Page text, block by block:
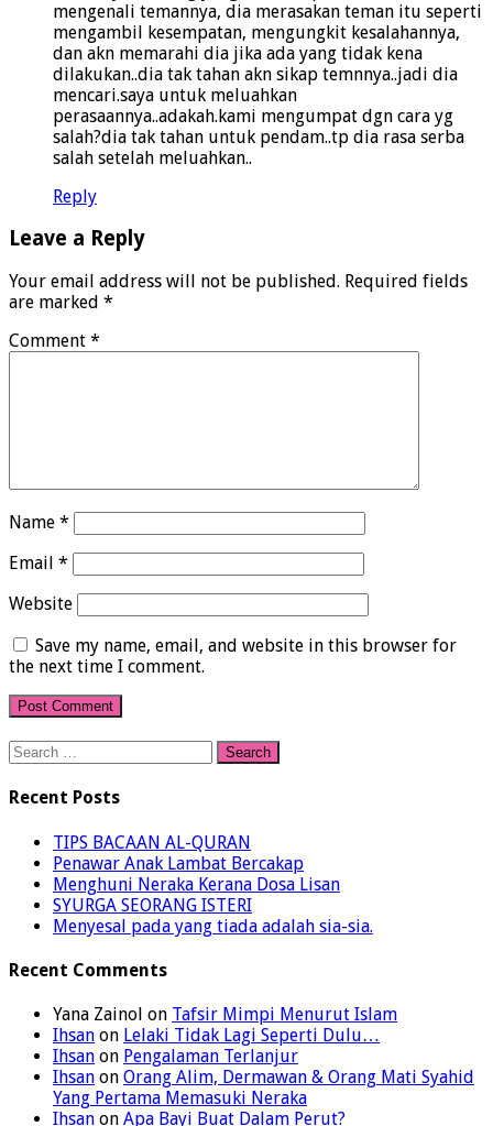
mengenali temannya, dia merasakan teman itu seperti
mengambil kesempatan, mengungkit kesalahannya,
dan akn memarahi dia jika ada yang tidak kena
dilakukan..dia tak tahan akn sikap temnnya..jadi dia
mencari.saya untuk meluahkan
perasaannya..adakah.kami mengumpat dgn cara yg
salah?dia tak tahan untuk pendam..tp dia rasa serba
salah setelah meluahkan..
Reply
Leave a Reply
Your email address will not be published. Required fields
are marked *
Comment *
Name *
Email *
Website
Save my name, email, and website in this browser for
the next time I comment.
Search
Recent Posts
TIPS BACAAN AL-QURAN
Penawar Anak Lambat Bercakap
Menghuni Neraka Kerana Dosa Lisan
SYURGA SEORANG ISTERI
Menyesal pada yang tiada adalah sia-sia.
Recent Comments
Yana Zainol on Tafsir Mimpi Menurut Islam
Ihsan on Lelaki Tidak Lagi Seperti Dulu…
Ihsan on Pengalaman Terlanjur
Ihsan on Orang Alim, Dermawan & Orang Mati Syahid
Yang Pertama Memasuki Neraka
Ihsan on Apa Bayi Buat Dalam Perut?